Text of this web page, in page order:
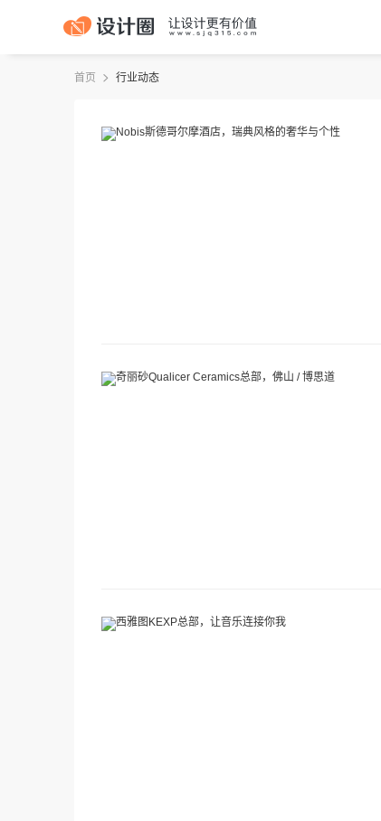
首页 行业动态